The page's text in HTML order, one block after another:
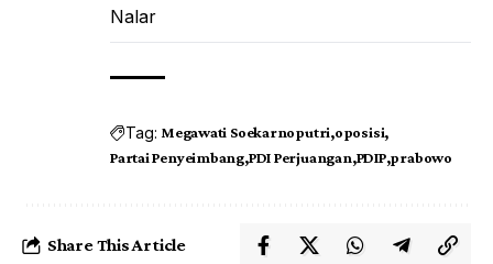
Nalar
Tag: Megawati Soekarnoputri oposisi
Partai Penyeimbang PDI Perjuangan PDIP prabowo
Share This Article